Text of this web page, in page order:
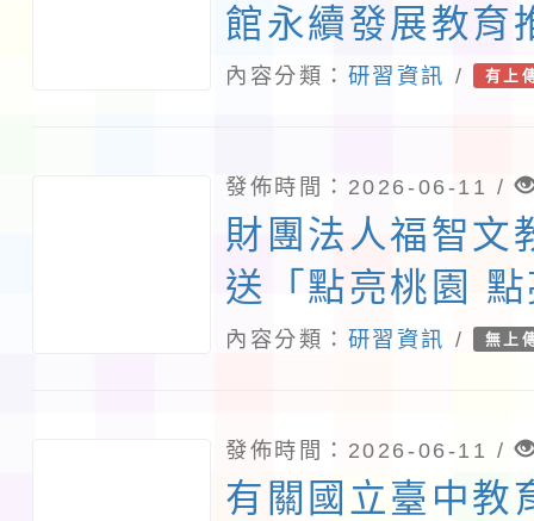
館永續發展教育
內容分類： 研習資訊 / 有上
發佈時間：2026-06-11 /
財團法人福智文
送「點亮桃園
校園減塑邁向淨
內容分類： 研習資訊 / 無上
發佈時間：2026-06-11 /
有關國立臺中教